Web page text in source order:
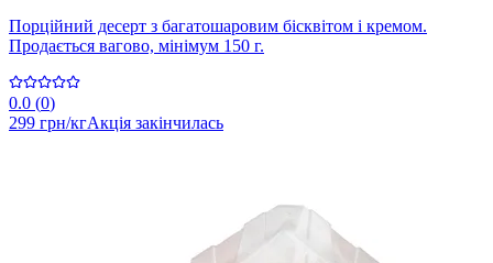
Порційний десерт з багатошаровим бісквітом і кремом.
Продається вагово, мінімум 150 г.
0.0 (0)
299 грн/кгАкція закінчилась